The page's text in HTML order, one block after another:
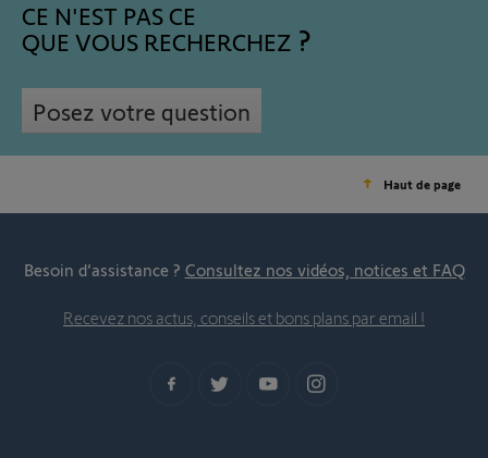
CE N'EST PAS CE
QUE VOUS RECHERCHEZ
Posez votre question
Haut de page
Besoin d’assistance ? Consultez nos vidéos, notices et FAQ
Recevez nos actus, conseils et bons plans par email !